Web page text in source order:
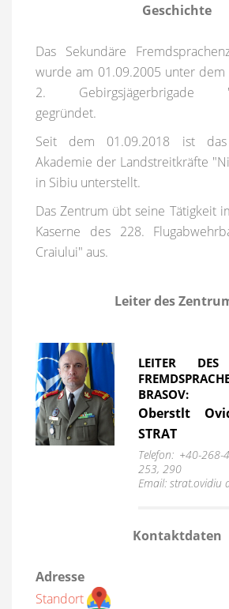
Geschichte
Das Sekundäre
wurde am 01.09.2005 unter
2. Gebirgsjägerbrigade
gegründet.
Seit dem 01.09.2018 ist
Akademie der Landstreitkräfte
in Sibiu unterstellt.
Das Zentrum übt seine Tätigkeit
Kaserne des 228.
Craiului" aus.
Leiter des
LEITER DES
BRASOV:
Oberstlt
STRAT
Telefon: +40-
253, 290
Email: strat.ovidiu
Kontaktdaten
Adresse
Standort